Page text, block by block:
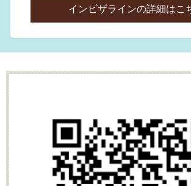
インビザラインの詳細はこ